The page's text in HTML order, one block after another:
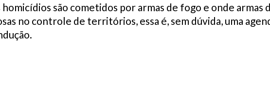
são cometidos por armas de fogo e onde armas
no controle de territórios, essa é, sem dúvida, uma